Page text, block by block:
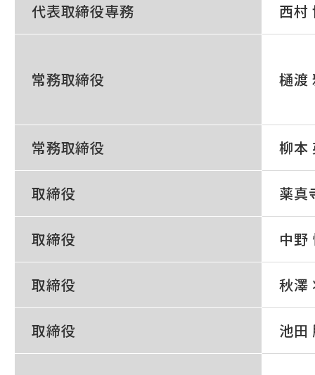
代表取締役専務 西村
常務取締役 樋渡
常務取締役 柳本
取締役 薬真
取締役 中野
取締役 秋澤
取締役 池田